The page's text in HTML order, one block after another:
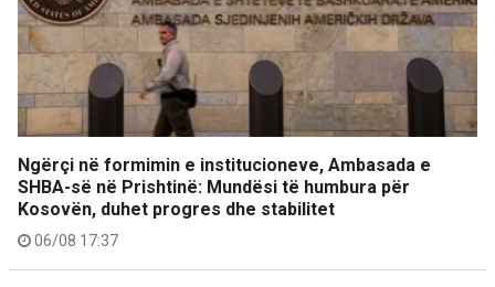
Ngërçi në formimin e institucioneve, Ambasada e
SHBA-së në Prishtinë: Mundësi të humbura për
Kosovën, duhet progres dhe stabilitet
06/08 17:37